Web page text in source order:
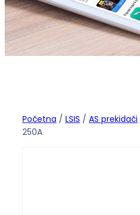
Početna / LSIS / AS prekidači
250A